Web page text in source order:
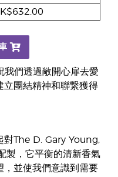
們透過敞開心扉去愛
立團結精神和聯繋獲得
對The D. Gary Young,
製，它平衡的清新香氣
，並使我們意識到需要